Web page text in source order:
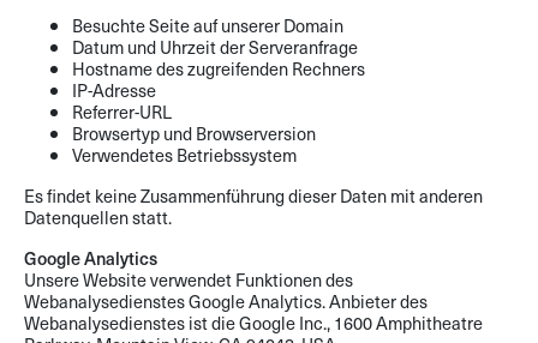
Besuchte Seite auf unserer Domain
Datum und Uhrzeit der Serveranfrage
Hostname des zugreifenden Rechners
IP-Adresse
Referrer-URL
Browsertyp und Browserversion
Verwendetes Betriebssystem
Es findet keine Zusammenführung dieser Daten mit anderen
Datenquellen statt.
Google Analytics
Unsere Website verwendet Funktionen des
Webanalysedienstes Google Analytics. Anbieter des
Webanalysedienstes ist die Google Inc., 1600 Amphitheatre